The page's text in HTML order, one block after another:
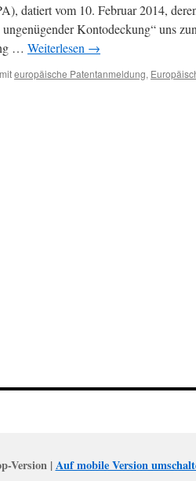
datiert vom 10. Februar 2014,
Kontodeckung“ uns
… Weiterlesen →
europäische Patentanmeldung,
Version |Auf mobile Version